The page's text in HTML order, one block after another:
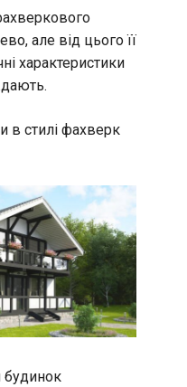
але від цього її
характеристики
в стилі фахверк